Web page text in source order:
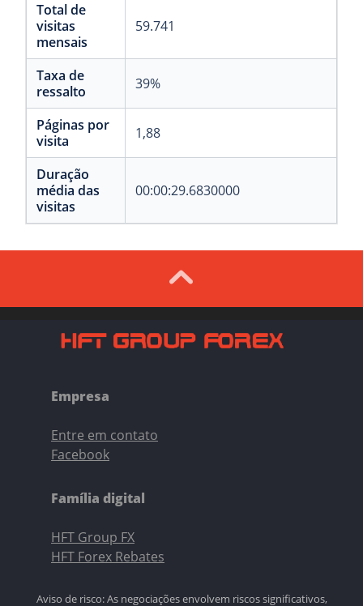
Total de
visitas
mensais
59.741
Taxa de
ressalto
39%
Páginas por
visita
1,88
Duração
média das
visitas
00:00:29.6830000
Empresa
Entre em contato
Facebook
Família digital
HFT Group FX
HFT Forex Rebates
Aviso de risco: As negociações envolvem riscos significativos,